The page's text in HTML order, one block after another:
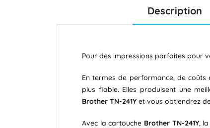
Description
Pour des impressions parfaites pour
En termes de performance, de
plus fiable. Elles produisent une
Brother TN-241Y et vous obtiendrez
Avec la cartouche Brother TN-241Y,